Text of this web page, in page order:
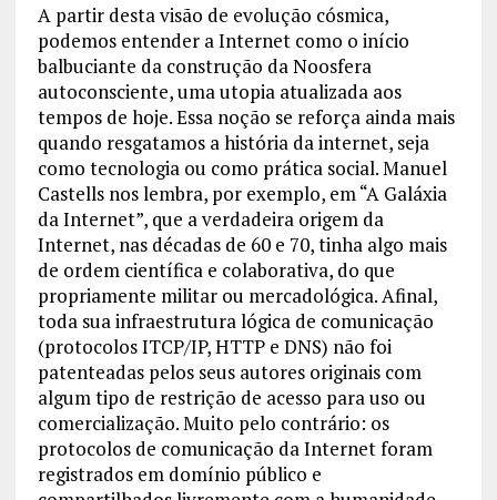
A partir desta visão de evolução cósmica,
podemos entender a Internet como o início
balbuciante da construção da Noosfera
autoconsciente, uma utopia atualizada aos
tempos de hoje. Essa noção se reforça ainda mais
quando resgatamos a história da internet, seja
como tecnologia ou como prática social. Manuel
Castells nos lembra, por exemplo, em “A Galáxia
da Internet”, que a verdadeira origem da
Internet, nas décadas de 60 e 70, tinha algo mais
de ordem científica e colaborativa, do que
propriamente militar ou mercadológica. Afinal,
toda sua infraestrutura lógica de comunicação
(protocolos ITCP/IP, HTTP e DNS) não foi
patenteadas pelos seus autores originais com
algum tipo de restrição de acesso para uso ou
comercialização. Muito pelo contrário: os
protocolos de comunicação da Internet foram
registrados em domínio público e